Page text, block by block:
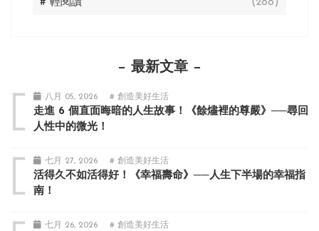
# 輕閱讀 (288)
最新文章
八月 05, 2026 # 創造美好生活
走進 6 個直面晦暗的人生故事！《餘燼裡的尊嚴》──尋回
人性中的微光！
七月 27, 2026 # 創造美好生活
活得久不如活得好！《幸福壽命》──人生下半場的幸福指
南！
七月 26, 2026 # 創造美好生活